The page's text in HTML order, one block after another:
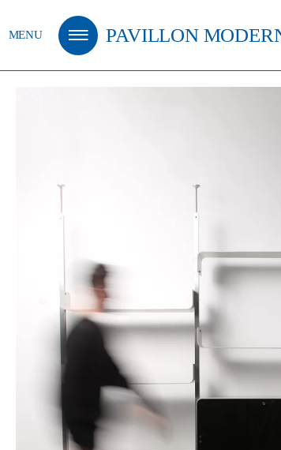
MENU m PAVILLON